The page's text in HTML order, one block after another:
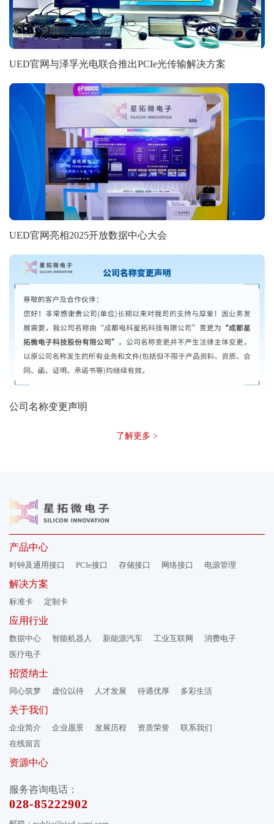
UED官网与泽孚光电联合推出PCIe光传输解决方案
UED官网亮相2025开放数据中心大会
公司名称变更声明
了解更多 >
产品中心
时钟及通用接口 PCIe接口 存储接口 网络接口 电源管理
解决方案
标准卡 定制卡
应用行业
数据中心 智能机器人 新能源汽车 工业互联网
消费电子
医疗电子
招贤纳士
同心筑梦 虚位以待 人才发展 待遇优厚 多彩生活
关于我们
企业简介 企业愿景 发展历程 资质荣誉
联系我们
在线留言
资源中心
服务咨询电话：
028-85222902